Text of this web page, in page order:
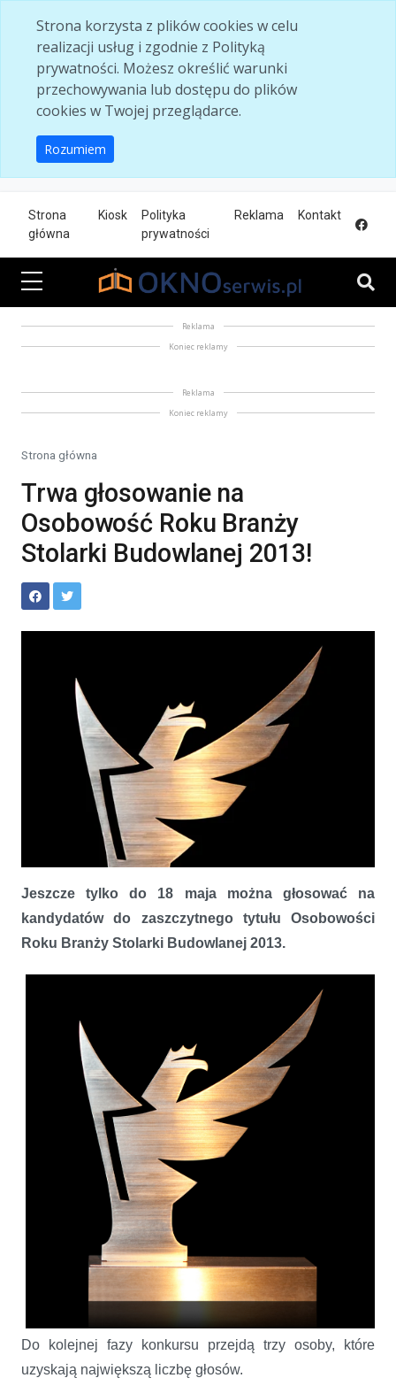
Strona korzysta z plików cookies w celu
realizacji usług i zgodnie z Polityką
prywatności. Możesz określić warunki
przechowywania lub dostępu do plików
cookies w Twojej przeglądarce.
Rozumiem
Strona
główna
Kiosk
Polityka
prywatności
Reklama Kontakt
Reklama
Koniec reklamy
Reklama
Koniec reklamy
Strona główna
Trwa głosowanie na
Osobowość Roku Branży
Stolarki Budowlanej 2013!
Trwa głosowanie na Osobowość Roku Branży Stolarki Budowlanej
Jeszcze tylko do 18 maja można głosować na
kandydatów do zaszczytnego tytułu Osobowości
Roku Branży Stolarki Budowlanej 2013.
Do kolejnej fazy konkursu przejdą trzy osoby, które
uzyskają największą liczbę głosów.